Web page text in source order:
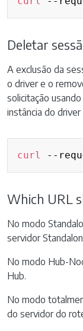
Deletar
A exclusão da
o driver e o
solicitação
instância do
curl --
Which URL
No modo
servidor
No modo Hub-
Hub.
No modo
do servidor do